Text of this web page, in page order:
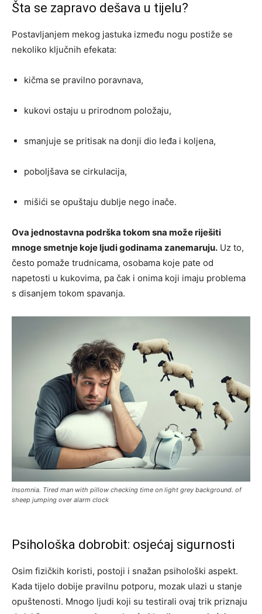
Šta se zapravo dešava u tijelu?
Postavljanjem mekog jastuka između nogu postiže se
nekoliko ključnih efekata:
kičma se pravilno poravnava,
kukovi ostaju u prirodnom položaju,
smanjuje se pritisak na donji dio leđa i koljena,
poboljšava se cirkulacija,
mišići se opuštaju dublje nego inače.
Ova jednostavna podrška tokom sna može riješiti
mnoge smetnje koje ljudi godinama zanemaruju. Uz to,
često pomaže trudnicama, osobama koje pate od
napetosti u kukovima, pa čak i onima koji imaju problema
s disanjem tokom spavanja.
Insomnia. Tired man with pillow checking time on light grey background. of
sheep jumping over alarm clock
Psihološka dobrobit: osjećaj sigurnosti
Osim fizičkih koristi, postoji i snažan psihološki aspekt.
Kada tijelo dobije pravilnu potporu, mozak ulazi u stanje
opuštenosti. Mnogo ljudi koji su testirali ovaj trik priznaju